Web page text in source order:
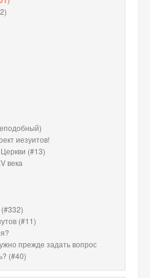
иезуитов!
(#13)
века
(#11)
прежде задать вопрос
(#40)